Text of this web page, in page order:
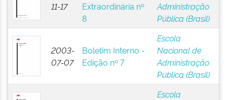
11-17
Extraordinária nº
8
Administração
Pública (Brasil)
2003-
07-07
Boletim Interno -
Edição nº 7
Escola
Nacional de
Administração
Pública (Brasil)
Escola